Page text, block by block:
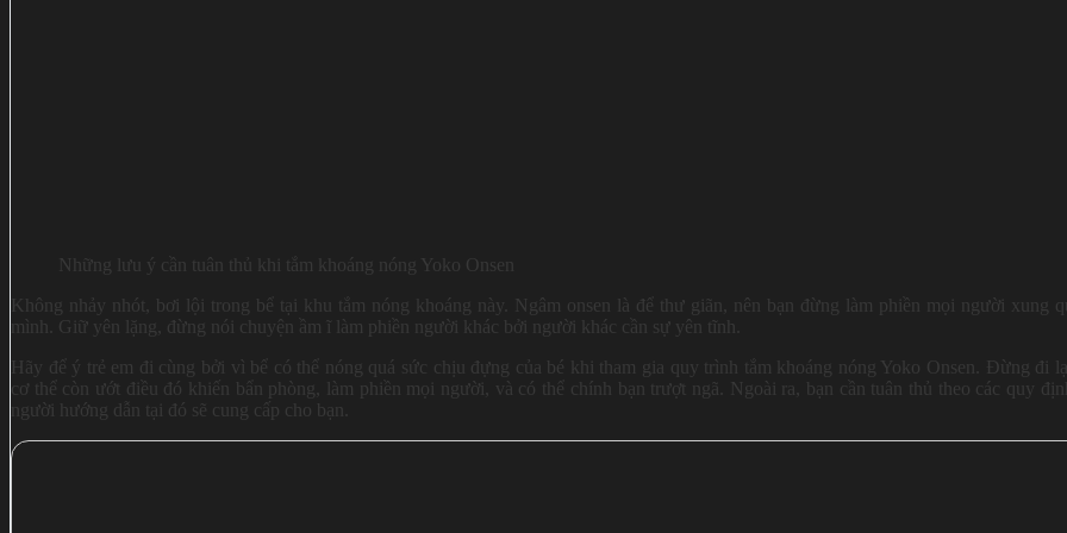
Những lưu ý cần tuân thủ khi tắm khoáng nóng Yoko Onsen
Không nhảy nhót, bơi lội trong bể tại khu tắm nóng khoáng này. Ngâm onsen là để thư giãn, nên bạn đừng làm phiền mọi người xung
mình. Giữ yên lặng, đừng nói chuyện ầm ĩ làm phiền người khác bởi người khác cần sự yên tĩnh.
Hãy để ý trẻ em đi cùng bởi vì bể có thể nóng quá sức chịu đựng của bé khi tham gia quy trình tắm khoáng nóng Yoko Onsen. Đừng đi
cơ thể còn ướt điều đó khiến bẩn phòng, làm phiền mọi người, và có thể chính bạn trượt ngã. Ngoài ra, bạn cần tuân thủ theo các quy
người hướng dẫn tại đó sẽ cung cấp cho bạn.